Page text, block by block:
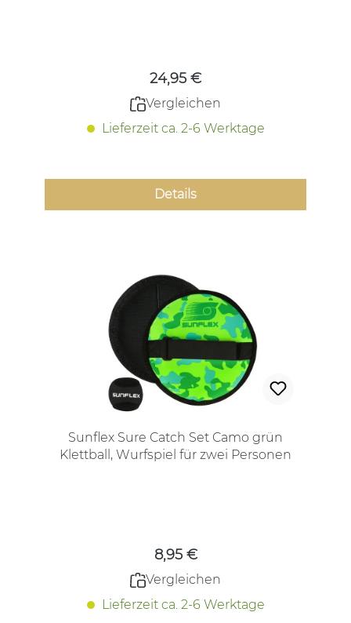
24,95 €
Vergleichen
Lieferzeit ca. 2-6 Werktage
Details
Sunflex Sure Catch Set Camo grün
Klettball, Wurfspiel für zwei Personen
8,95 €
Vergleichen
Lieferzeit ca. 2-6 Werktage